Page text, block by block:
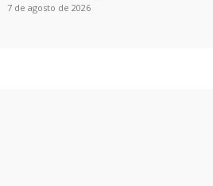
7 de agosto de 2026